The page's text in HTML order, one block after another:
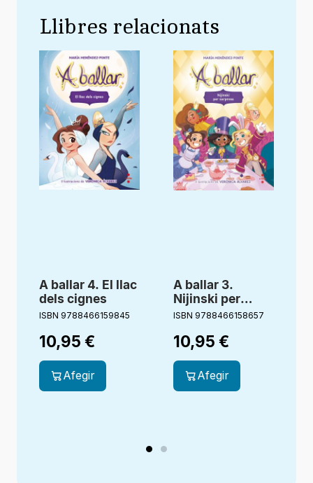
Llibres relacionats
A ballar 4. El llac
dels cignes
ISBN 9788466159845
10,95 €
Afegir
A ballar 3.
Nijinski per
sorpresa
ISBN 9788466158657
10,95 €
Afegir